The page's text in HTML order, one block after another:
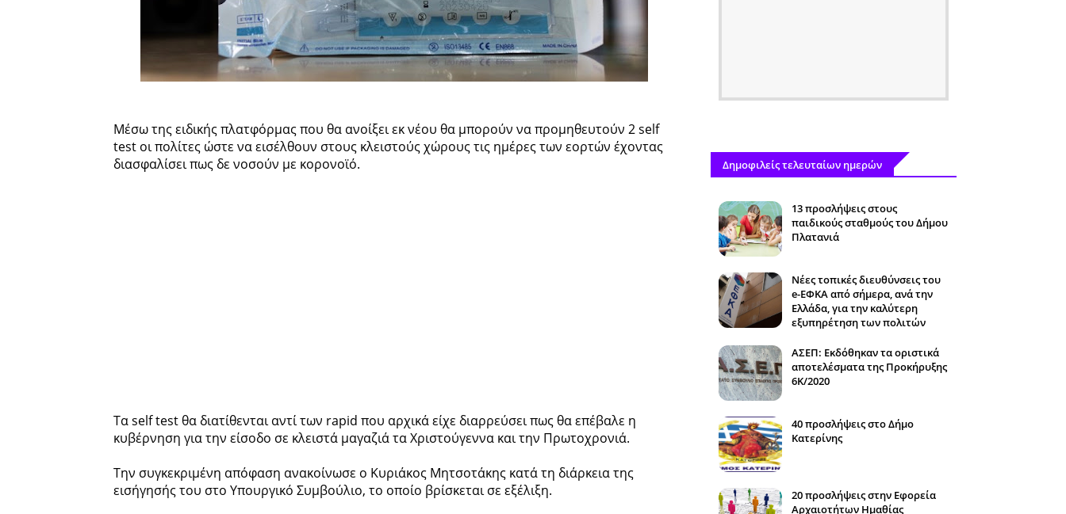
Μέσω της ειδικής πλατφόρμας που θα ανοίξει εκ νέου θα μπορούν να προμηθευτούν 2 self
test οι πολίτες ώστε να εισέλθουν στους κλειστούς χώρους τις ημέρες των εορτών έχοντας
διασφαλίσει πως δε νοσούν με κορονοϊό.
Τα self test θα διατίθενται αντί των rapid που αρχικά είχε διαρρεύσει πως θα επέβαλε η
κυβέρνηση για την είσοδο σε κλειστά μαγαζιά τα Χριστούγεννα και την Πρωτοχρονιά.
Την συγκεκριμένη απόφαση ανακοίνωσε ο Κυριάκος Μητσοτάκης κατά τη διάρκεια της
εισήγησής του στο Υπουργικό Συμβούλιο, το οποίο βρίσκεται σε εξέλιξη.
Δημοφιλείς τελευταίων ημερών
13 προσλήψεις στους
παιδικούς σταθμούς του Δήμου
Πλατανιά
Νέες τοπικές διευθύνσεις του
e-ΕΦΚΑ από σήμερα, ανά την
Ελλάδα, για την καλύτερη
εξυπηρέτηση των πολιτών
ΑΣΕΠ: Εκδόθηκαν τα οριστικά
αποτελέσματα της Προκήρυξης
6Κ/2020
40 προσλήψεις στο Δήμο
Κατερίνης
20 προσλήψεις στην Εφορεία
Αρχαιοτήτων Ημαθίας